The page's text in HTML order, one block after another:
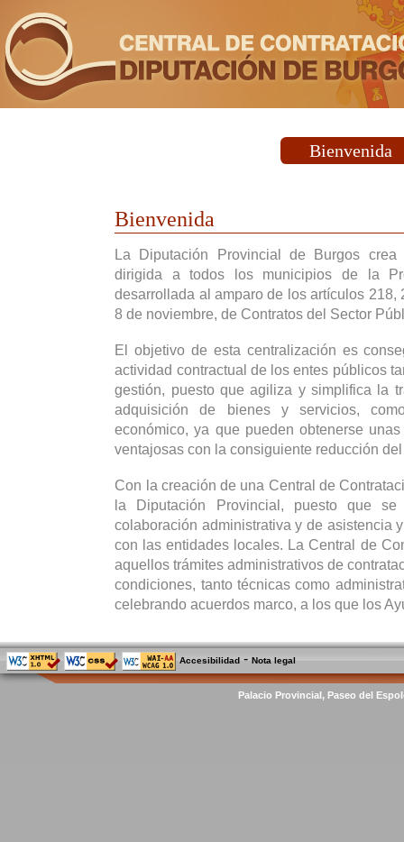
Bienvenida
Bienvenida
La Diputación Provincial de Burgos
dirigida a todos los municipios de la
desarrollada al amparo de los artículos 218,
8 de noviembre, de Contratos del Sector
El objetivo de esta centralización es
actividad contractual de los entes públicos
gestión, puesto que agiliza y simplifica la
adquisición de bienes y servicios,
económico, ya que pueden obtenerse
ventajosas con la consiguiente reducción
Con la creación de una Central de
la Diputación Provincial, puesto que
colaboración administrativa y de asistencia
con las entidades locales. La Central de
aquellos trámites administrativos de
condiciones, tanto técnicas como
celebrando acuerdos marco, a los que los
Accesibilidad -Nota legal
Palacio Provincial, Paseo del